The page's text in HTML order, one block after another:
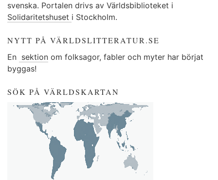
svenska. Portalen drivs av Världsbiblioteket i
Solidaritetshuset i Stockholm.
NYTT PÅ VÄRLDSLITTERATUR.SE
En sektion om folksagor, fabler och myter har börjat
byggas!
SÖK PÅ VÄRLDSKARTAN